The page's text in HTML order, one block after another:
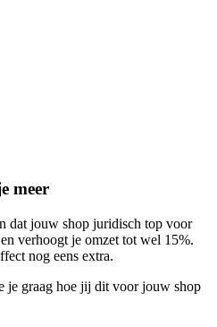
meer
dat jouw shop juridisch top voor
verhoogt je omzet tot wel 15%.
nog eens extra.
je graag hoe jij dit voor jouw shop